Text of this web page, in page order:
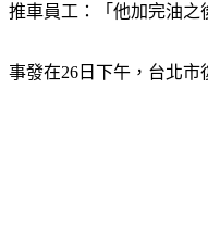
推車員工：「他加完油之
事發在26日下午，台北